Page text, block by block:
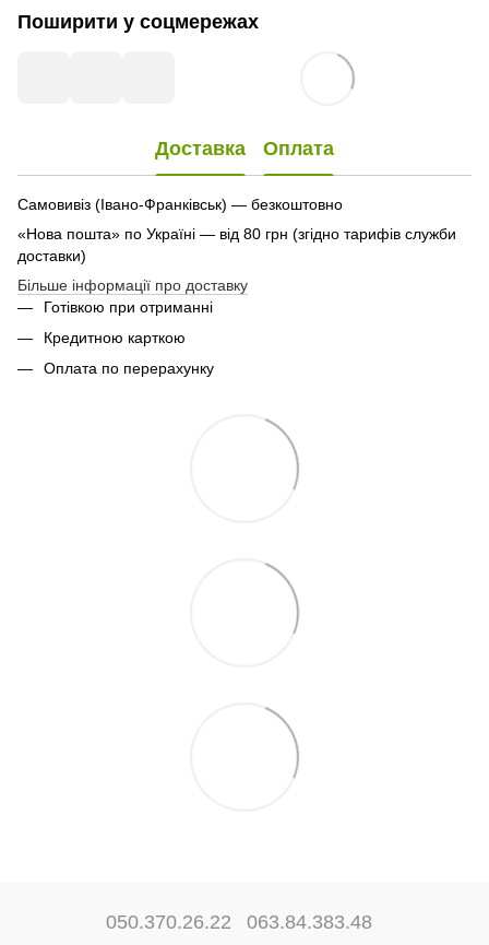
Поширити у соцмережах
Доставка Оплата
Самовивіз (Івано-Франківськ) — безкоштовно
«Нова пошта» по Україні — від 80 грн (згідно тарифів служби
доставки)
Більше інформації про доставку
Готівкою при отриманні
Кредитною карткою
Оплата по перерахунку
050.370.26.22 063.84.383.48